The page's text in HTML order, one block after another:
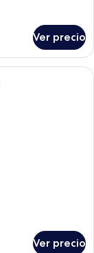
Ver precio
Ver precio